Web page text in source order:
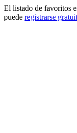
El listado de favoritos
puede registrarse